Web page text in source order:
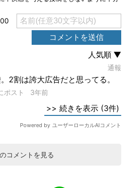
コメントを見る